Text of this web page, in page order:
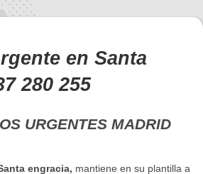
en Santa
280 255
URGENTES MADRID
engracia, mantiene en su plantilla a